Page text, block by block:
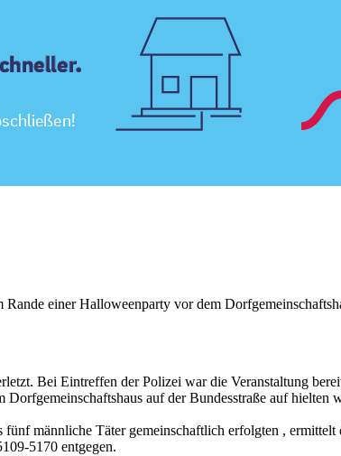
einer Halloweenparty vor dem
Bei Eintreffen der Polizei war die Veranstaltung
auf der Bundesstraße auf hielten
männliche Täter gemeinschaftlich erfolgten ,
5170 entgegen.